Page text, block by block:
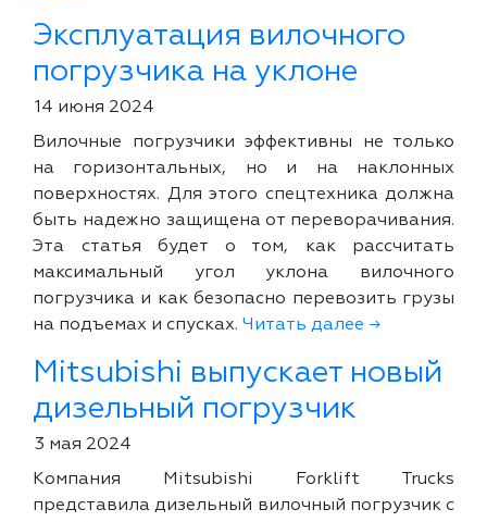
Эксплуатация вилочного
погрузчика на уклоне
14 июня 2024
Вилочные погрузчики эффективны не только
на горизонтальных, но и на наклонных
поверхностях. Для этого спецтехника должна
быть надежно защищена от переворачивания.
Эта статья будет о том, как рассчитать
максимальный угол уклона вилочного
погрузчика и как безопасно перевозить грузы
на подъемах и спусках. Читать далее →
Mitsubishi выпускает новый
дизельный погрузчик
3 мая 2024
Компания Mitsubishi Forklift Trucks
представила дизельный вилочный погрузчик с